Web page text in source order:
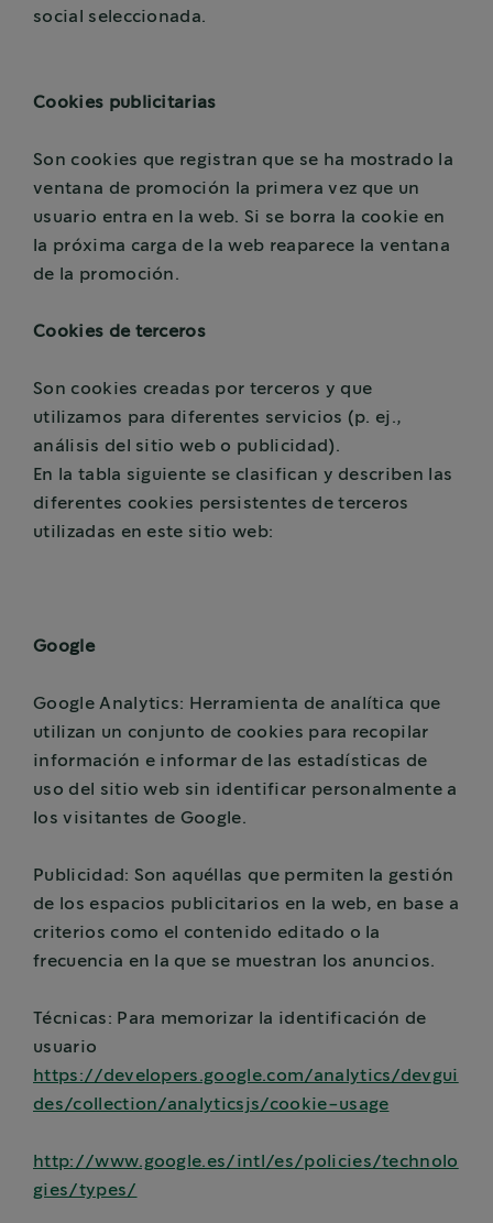
social seleccionada.
Cookies publicitarias
Son cookies que registran que se ha mostrado la
ventana de promoción la primera vez que un
usuario entra en la web. Si se borra la cookie en
la próxima carga de la web reaparece la ventana
de la promoción.
Cookies de terceros
Son cookies creadas por terceros y que
utilizamos para diferentes servicios (p. ej.,
análisis del sitio web o publicidad).
En la tabla siguiente se clasifican y describen las
diferentes cookies persistentes de terceros
utilizadas en este sitio web:
Google
Google Analytics: Herramienta de analítica que
utilizan un conjunto de cookies para recopilar
información e informar de las estadísticas de
uso del sitio web sin identificar personalmente a
los visitantes de Google.
Publicidad: Son aquéllas que permiten la gestión
de los espacios publicitarios en la web, en base a
criterios como el contenido editado o la
frecuencia en la que se muestran los anuncios.
Técnicas: Para memorizar la identificación de
usuario
https://developers.google.com/analytics/devgui
des/collection/analyticsjs/cookie-usage
http://www.google.es/intl/es/policies/technolo
gies/types/